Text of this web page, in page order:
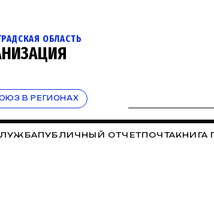
ОБЛАСТЬ
В РЕГИОНАХ
ПУБЛИЧНЫЙ ОТЧЕТПОЧТАКНИГА